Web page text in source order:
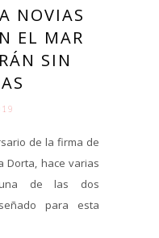
NOVIAS
EL MAR
SIN
de la firma de
Dorta, hace varias
de las dos
para esta